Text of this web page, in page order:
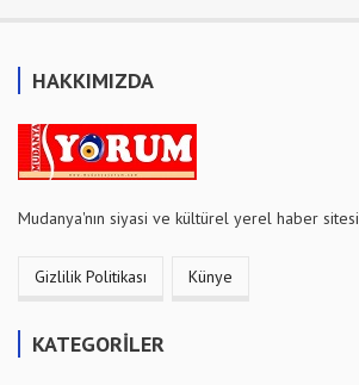
HAKKIMIZDA
Mudanya'nın siyasi ve kültürel yerel haber sitesi
Gizlilik Politikası Künye
KATEGORİLER